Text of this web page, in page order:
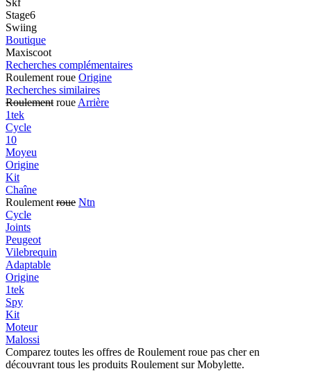
Stage6
Swiing
Boutique
Maxiscoot
Recherches complémentaires
Roulement roue Origine
Recherches similaires
Roulement roue Arrière
1tek
Cycle
10
Moyeu
Origine
Kit
Chaîne
Roulement roue Ntn
Cycle
Joints
Peugeot
Vilebrequin
Adaptable
Origine
1tek
Spy
Kit
Moteur
Malossi
Comparez toutes les offres de Roulement roue pas cher en
découvrant tous les produits Roulement sur Mobylette.